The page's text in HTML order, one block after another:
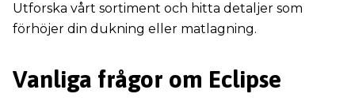
Utforska vårt sortiment och hitta detaljer som
förhöjer din dukning eller matlagning.
Vanliga frågor om Eclipse